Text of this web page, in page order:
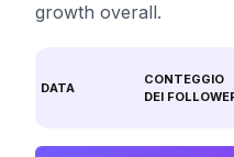
growth overall.
DATA
CONTEGGIO
DEI